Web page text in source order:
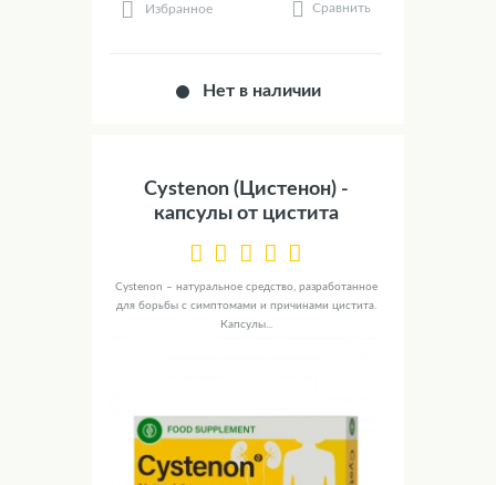
Избранное Сравнить
Нет в наличии
Cystenon (Цистенон) -
капсулы от цистита
Cystenon – натуральное средство, разработанное
для борьбы с симптомами и причинами цистита.
Капсулы...